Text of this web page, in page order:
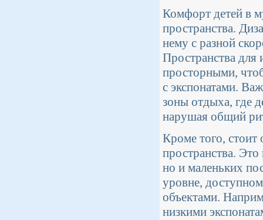
Комфорт детей в
пространства.
нему с разной
Пространства для
просторными,
с экспонатами.
зоны отдыха, где
нарушая общий
Кроме того, стоит
пространства.
но и маленьких
уровне,
объектами.
низкими